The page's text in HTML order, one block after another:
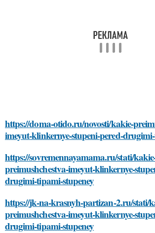
https://doma-otido.ru/novosti/kakie-
imeyut-klinkernye-stupeni-pered-
https://sovremennayamama.ru/stati/
preimushchestva-imeyut-klinkernye-
drugimi-tipami-stupeney
https://jk-na-krasnyh-partizan-2.ru/stati/
preimushchestva-imeyut-klinkernye-
drugimi-tipami-stupeney